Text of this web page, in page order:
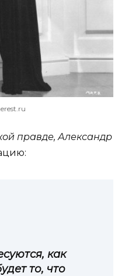
правде, Александр
как
то, что